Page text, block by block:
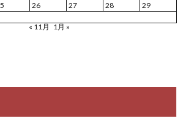
26 27 28
29
« 11月 1月 »